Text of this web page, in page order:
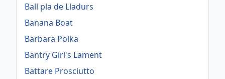
Ball pla de Lladurs
Banana Boat
Barbara Polka
Bantry Girl's Lament
Battare Prosciutto